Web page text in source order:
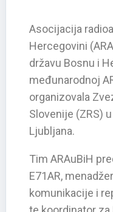
Asocijacija
Hercegovini
državu Bosnu i
međunarodnoj
organizovala
Slovenije (ZRS)
Ljubljana.
Tim ARAuBiH
E71AR,
komunikacije i